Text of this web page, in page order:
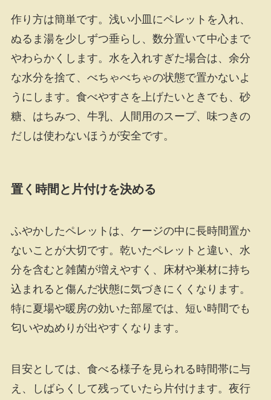
作り方は簡単です。浅い小皿にペレットを入れ、
ぬるま湯を少しずつ垂らし、数分置いて中心まで
やわらかくします。水を入れすぎた場合は、余分
な水分を捨て、べちゃべちゃの状態で置かないよ
うにします。食べやすさを上げたいときでも、砂
糖、はちみつ、牛乳、人間用のスープ、味つきの
だしは使わないほうが安全です。
置く時間と片付けを決める
ふやかしたペレットは、ケージの中に長時間置か
ないことが大切です。乾いたペレットと違い、水
分を含むと雑菌が増えやすく、床材や巣材に持ち
込まれると傷んだ状態に気づきにくくなります。
特に夏場や暖房の効いた部屋では、短い時間でも
匂いやぬめりが出やすくなります。
目安としては、食べる様子を見られる時間帯に与
え、しばらくして残っていたら片付けます。夜行